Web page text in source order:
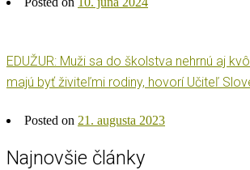
EDUŽUR: Muži sa do školstva nehrnú aj
majú byť živiteľmi rodiny, hovorí Učiteľ
Posted on 21. augusta 2023
Najnovšie články